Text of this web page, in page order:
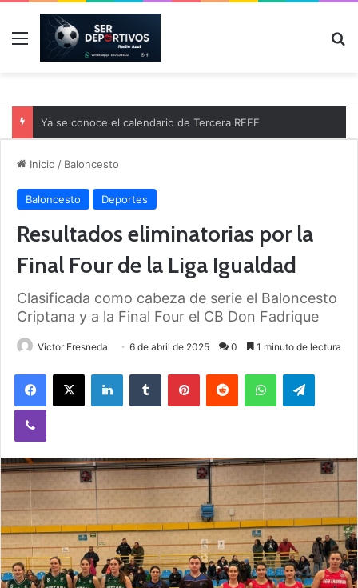
Menú
Ya se conoce el calendario de Tercera RFEF
Inicio / Baloncesto
Baloncesto Deportes
Resultados eliminatorias por la
Final Four de la Liga Igualdad
Clasificada como cabeza de serie el Baloncesto
Criptana y a la Final Four el CB Don Fadrique
Victor Fresneda 6 de abril de 2025 0 1 minuto de lectura